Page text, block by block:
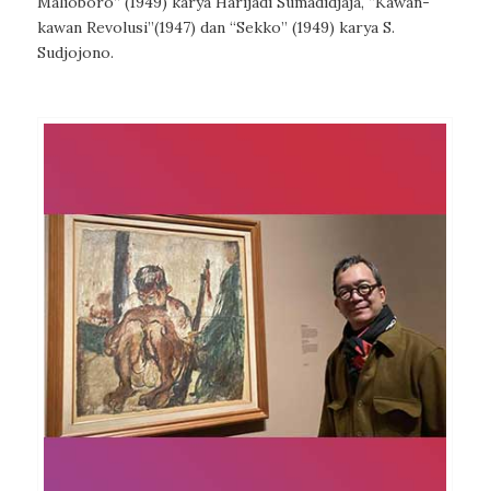
kawan Revolusi”(1947) dan “Sekko” (1949) karya S.
Sudjojono.